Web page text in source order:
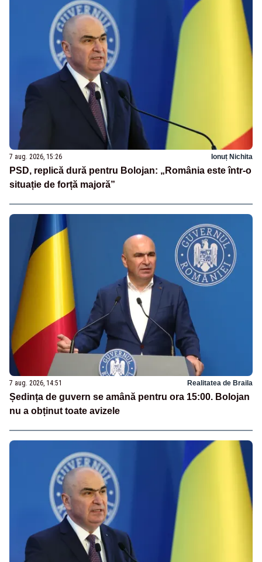
7 aug. 2026, 15:26 Ionuț Nichita
PSD, replică dură pentru Bolojan: „România este într-o
situație de forță majoră”
7 aug. 2026, 14:51 Realitatea de Braila
Ședința de guvern se amână pentru ora 15:00. Bolojan
nu a obținut toate avizele